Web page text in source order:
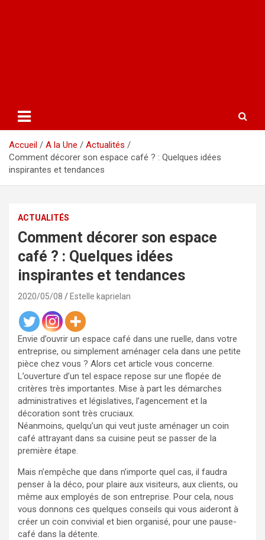
Accueil A la Une
Actualités
Comment décorer son espace café ? : Quelques idées
inspirantes et tendances
ACTUALITÉS
Comment décorer son espace
café ? : Quelques idées
inspirantes et tendances
2020/05/08 Estelle kaprielan
Envie d’ouvrir un espace café dans une ruelle, dans votre
entreprise, ou simplement aménager cela dans une petite
pièce chez vous ? Alors cet article vous concerne.
L’ouverture d’un tel espace repose sur une flopée de
critères très importantes. Mise à part les démarches
administratives et législatives, l’agencement et la
décoration sont très cruciaux.
Néanmoins, quelqu’un qui veut juste aménager un coin
café attrayant dans sa cuisine peut se passer de la
première étape.
Mais n’empêche que dans n’importe quel cas, il faudra
penser à la déco, pour plaire aux visiteurs, aux clients, ou
même aux employés de son entreprise. Pour cela, nous
vous donnons ces quelques conseils qui vous aideront à
créer un coin convivial et bien organisé, pour une pause-
café dans la détente.